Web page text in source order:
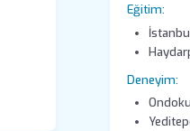
Eğitim:
Deneyim: